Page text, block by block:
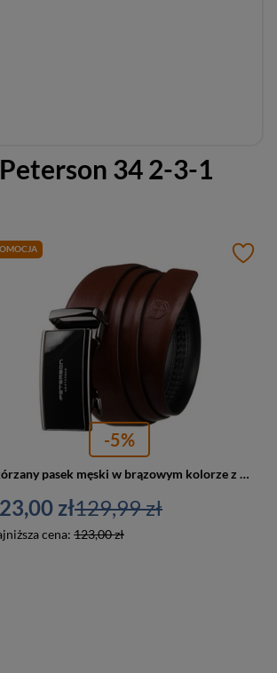
34 2-3-1
-5%
Skórzany pasek męski w brązowym kolorze z możliwością samodzielnego skrócenia - Peterson
zł
cena: 123,00 zł
129,99 zł